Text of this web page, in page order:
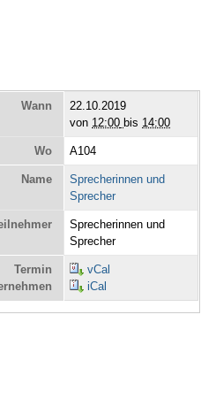
Wann
22.10.2019
von 12:00 bis 14:00
Wo A104
Name
Sprecherinnen und
Sprecher
Sprecherinnen und
Sprecher
Termin
vCal
iCal